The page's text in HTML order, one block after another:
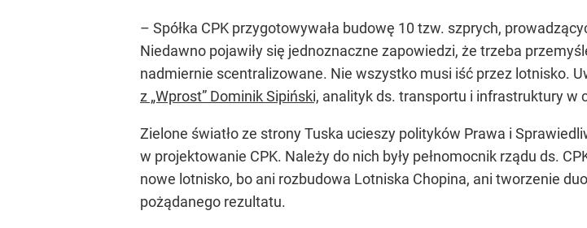
– Spółka CPK przygotowywała budowę 10 tzw. szprych,
Niedawno pojawiły się jednoznaczne zapowiedzi, że trzeba
nadmiernie scentralizowane. Nie wszystko musi iść przez lotnisko.
z „Wprost” Dominik Sipiński, analityk ds. transportu i infrastruktury w
Zielone światło ze strony Tuska ucieszy polityków Prawa i
w projektowanie CPK. Należy do nich były pełnomocnik rządu ds.
nowe lotnisko, bo ani rozbudowa Lotniska Chopina, ani tworzenie
pożądanego rezultatu.